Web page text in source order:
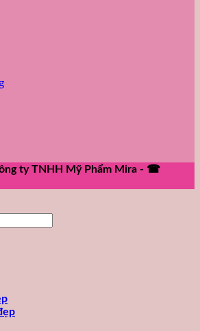
ty TNHH Mỹ Phẩm Mira - ☎